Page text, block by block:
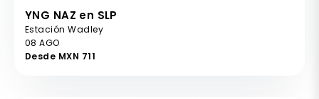
YNG NAZ en SLP
Estación Wadley
08 AGO
Desde MXN 711